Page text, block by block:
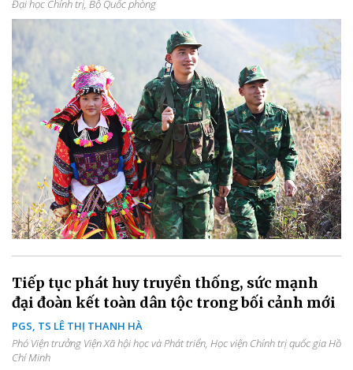
Đại học Chính trị, Bộ Quốc phòng
Tiếp tục phát huy truyền thống, sức mạnh
đại đoàn kết toàn dân tộc trong bối cảnh mới
PGS, TS LÊ THỊ THANH HÀ
Phó Viện trưởng Viện Xã hội học và Phát triển, Học viện Chính trị quốc gia Hồ
Chí Minh